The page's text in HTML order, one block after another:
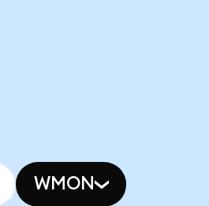
WMON